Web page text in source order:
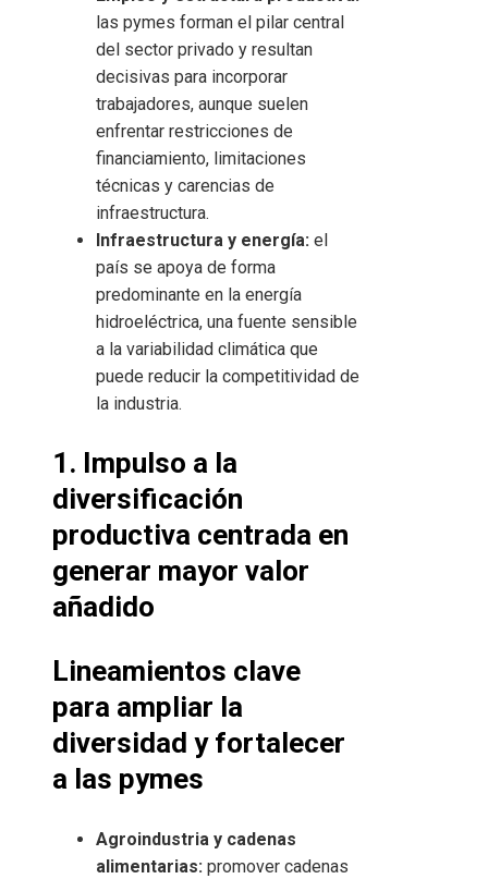
las pymes forman el pilar central
del sector privado y resultan
decisivas para incorporar
trabajadores, aunque suelen
enfrentar restricciones de
financiamiento, limitaciones
técnicas y carencias de
infraestructura.
Infraestructura y energía: el
país se apoya de forma
predominante en la energía
hidroeléctrica, una fuente sensible
a la variabilidad climática que
puede reducir la competitividad de
la industria.
1. Impulso a la
diversificación
productiva centrada en
generar mayor valor
añadido
Lineamientos clave
para ampliar la
diversidad y fortalecer
a las pymes
Agroindustria y cadenas
alimentarias: promover cadenas